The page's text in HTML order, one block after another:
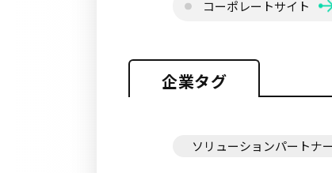
コーポレートサイト
企業タグ
ソリューションパートナー